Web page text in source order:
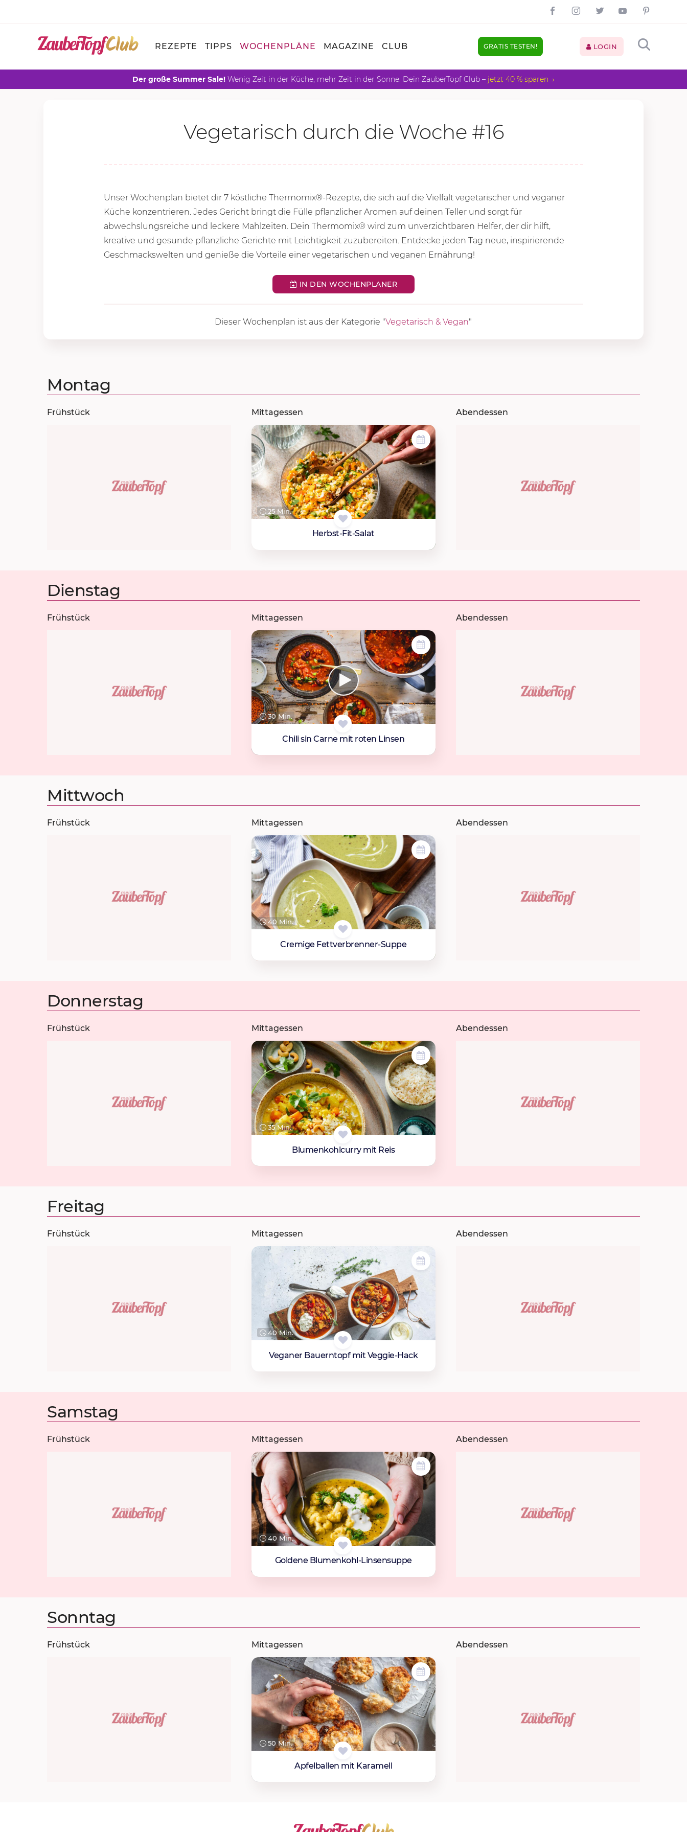
REZEPTE TIPPS WOCHENPLÄNE MAGAZINE CLUB GRATIS TESTEN! LOGIN
Der große Summer Sale! Wenig Zeit in der Küche, mehr Zeit in der Sonne. Dein ZauberTopf Club – jetzt 40 % sparen →
Vegetarisch durch die Woche #16
Unser Wochenplan bietet dir 7 köstliche Thermomix®-Rezepte, die sich auf die Vielfalt vegetarischer und veganer
Küche konzentrieren. Jedes Gericht bringt die Fülle pflanzlicher Aromen auf deinen Teller und sorgt für
abwechslungsreiche und leckere Mahlzeiten. Dein Thermomix® wird zum unverzichtbaren Helfer, der dir hilft,
kreative und gesunde pflanzliche Gerichte mit Leichtigkeit zuzubereiten. Entdecke jeden Tag neue, inspirierende
Geschmackswelten und genieße die Vorteile einer vegetarischen und veganen Ernährung!
IN DEN WOCHENPLANER
Dieser Wochenplan ist aus der Kategorie "Vegetarisch & Vegan"
Montag
Frühstück Mittagessen
25 Min.
Herbst-Fit-Salat
Abendessen
Dienstag
Frühstück Mittagessen
30 Min.
Chili sin Carne mit roten Linsen
Abendessen
Mittwoch
Frühstück Mittagessen
40 Min.
Cremige Fettverbrenner-Suppe
Abendessen
Donnerstag
Frühstück Mittagessen
35 Min.
Blumenkohlcurry mit Reis
Abendessen
Freitag
Frühstück Mittagessen
40 Min.
Veganer Bauerntopf mit Veggie-Hack
Abendessen
Samstag
Frühstück Mittagessen
40 Min.
Goldene Blumenkohl-Linsensuppe
Abendessen
Sonntag
Frühstück Mittagessen
50 Min.
Apfelballen mit Karamell
Abendessen